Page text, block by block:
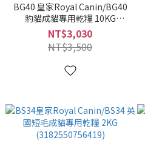
BG40 皇家Royal Canin/BG40
豹貓成貓專用乾糧 10KG
(3182550865111)
NT$3,030
NT$3,500